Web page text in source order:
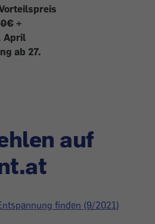
+
April
ab 27.
auf
finden (9/2021)